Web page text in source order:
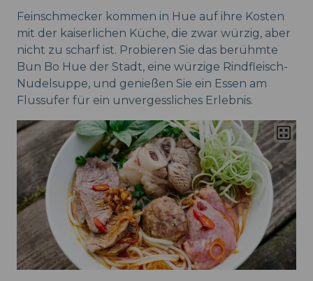
Feinschmecker kommen in Hue auf ihre Kosten
mit der kaiserlichen Küche, die zwar würzig, aber
nicht zu scharf ist. Probieren Sie das berühmte
Bun Bo Hue der Stadt, eine würzige Rindfleisch-
Nudelsuppe, und genießen Sie ein Essen am
Flussufer für ein unvergessliches Erlebnis.